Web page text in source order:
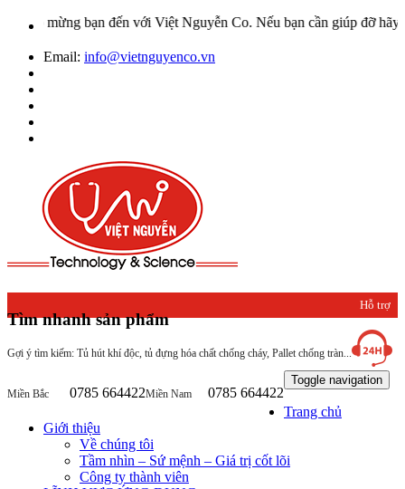
mừng bạn đến với Việt Nguyễn Co. Nếu bạn cần giúp đỡ hãy liên
Email: info@vietnguyenco.vn
Tìm nhanh sản phẩm
Gợi ý tìm kiếm: Tủ hút khí độc, tủ đựng hóa chất chống cháy, Pallet chống tràn...
Hỗ trợ
khách
hàng
Miền Bắc 0785 664422Miền Nam 0785 664422
Toggle navigation
Trang chủ
Giới thiệu
Về chúng tôi
Tầm nhìn – Sứ mệnh – Giá trị cốt lõi
Công ty thành viên